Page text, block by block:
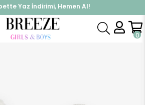
Yaz İndirimi, Hemen Al!
%10 İndirimi Kap, Hemen Üye Ol!
0
& Bere